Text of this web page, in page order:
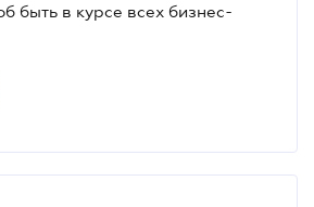
быть в курсе всех бизнес-